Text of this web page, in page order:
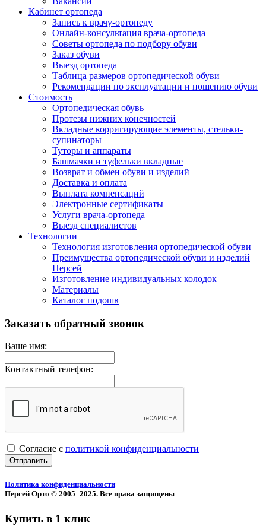
Кабинет ортопеда
Запись к врачу-ортопеду
Онлайн-консультация врача-ортопеда
Советы ортопеда по подбору обуви
Заказ обуви
Выезд ортопеда
Таблица размеров ортопедической обуви
Рекомендации по эксплуатации и ношению обуви
Стоимость
Ортопедическая обувь
Протезы нижних конечностей
Вкладные корригирующие элементы, стельки-
супинаторы
Туторы и аппараты
Башмачки и туфельки вкладные
Возврат и обмен обуви и изделий
Доставка и оплата
Выплата компенсаций
Электронные сертификаты
Услуги врача-ортопеда
Выезд специалистов
Технологии
Технология изготовления ортопедической обуви
Преимущества ортопедической обуви и изделий
Персей
Изготовление индивидуальных колодок
Материалы
Каталог подошв
Заказать обратный звонок
Ваше имя:
Контактный телефон:
Согласие с политикой конфиденциальности
Отправить
Политика конфиденциальности
Персей Орто © 2005–2025. Все права защищены
Купить в 1 клик